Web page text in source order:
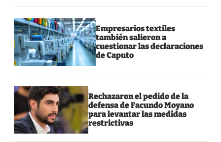
Empresarios textiles
también salieron a
cuestionar las declaraciones
de Caputo
Rechazaron el pedido de la
defensa de Facundo Moyano
para levantar las medidas
restrictivas